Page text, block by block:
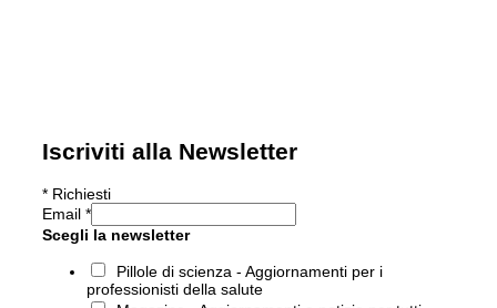
Iscriviti alla Newsletter
* Richiesti
Email *
Scegli la newsletter
Pillole di scienza - Aggiornamenti per i
professionisti della salute